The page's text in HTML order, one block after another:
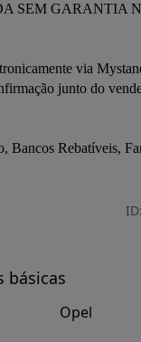
SEM GARANTIA
via
junto do
Bancos Rebatíveis,
ID:
básicas
Opel